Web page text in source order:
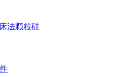
法颗粒硅